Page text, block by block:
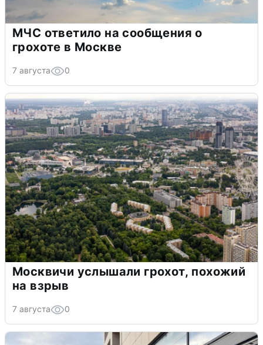
МЧС ответило на сообщения о
грохоте в Москве
7 августа 0
Москвичи услышали грохот, похожий
на взрыв
7 августа 0